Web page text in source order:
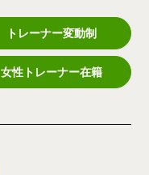
トレーナー変動制
女性トレーナー在籍